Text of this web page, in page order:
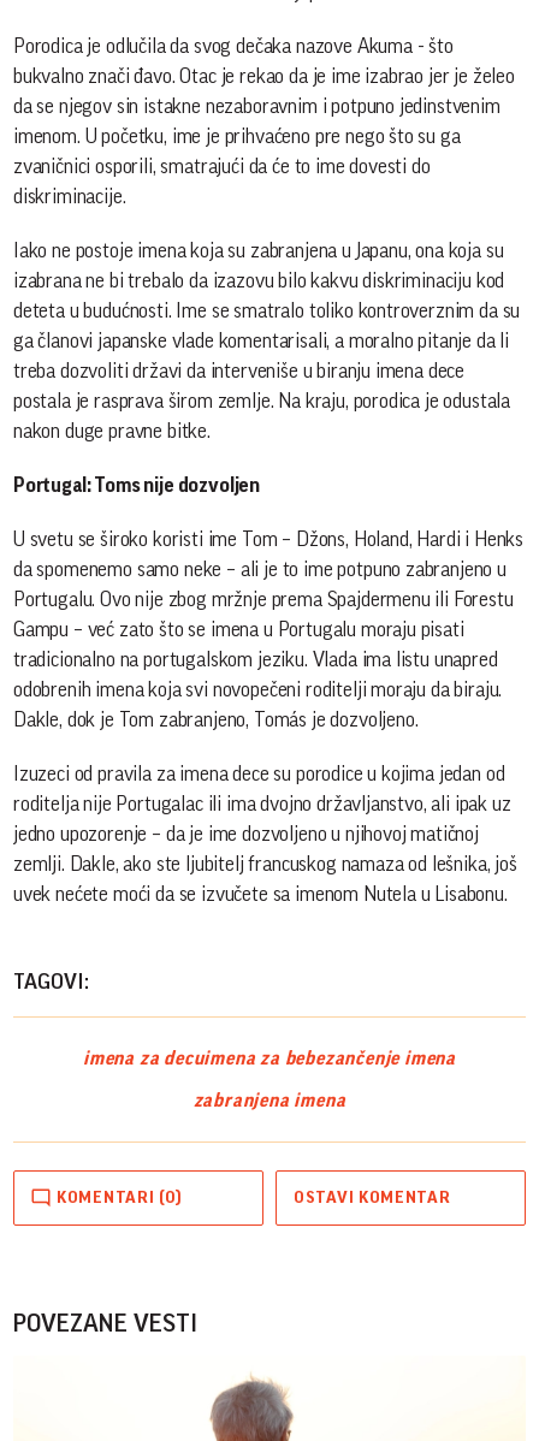
Porodica je odlučila da svog dečaka nazove Akuma - što
bukvalno znači đavo. Otac je rekao da je ime izabrao jer je želeo
da se njegov sin istakne nezaboravnim i potpuno jedinstvenim
imenom. U početku, ime je prihvaćeno pre nego što su ga
zvaničnici osporili, smatrajući da će to ime dovesti do
diskriminacije.
Iako ne postoje imena koja su zabranjena u Japanu, ona koja su
izabrana ne bi trebalo da izazovu bilo kakvu diskriminaciju kod
deteta u budućnosti. Ime se smatralo toliko kontroverznim da su
ga članovi japanske vlade komentarisali, a moralno pitanje da li
treba dozvoliti državi da interveniše u biranju imena dece
postala je rasprava širom zemlje. Na kraju, porodica je odustala
nakon duge pravne bitke.
Portugal: Toms nije dozvoljen
U svetu se široko koristi ime Tom – Džons, Holand, Hardi i Henks
da spomenemo samo neke – ali je to ime potpuno zabranjeno u
Portugalu. Ovo nije zbog mržnje prema Spajdermenu ili Forestu
Gampu – već zato što se imena u Portugalu moraju pisati
tradicionalno na portugalskom jeziku. Vlada ima listu unapred
odobrenih imena koja svi novopečeni roditelji moraju da biraju.
Dakle, dok je Tom zabranjeno, Tomás je dozvoljeno.
Izuzeci od pravila za imena dece su porodice u kojima jedan od
roditelja nije Portugalac ili ima dvojno državljanstvo, ali ipak uz
jedno upozorenje – da je ime dozvoljeno u njihovoj matičnoj
zemlji. Dakle, ako ste ljubitelj francuskog namaza od lešnika, još
uvek nećete moći da se izvučete sa imenom Nutela u Lisabonu.
TAGOVI:
imena za decuimena za bebezančenje imena
zabranjena imena
KOMENTARI (0) OSTAVI KOMENTAR
POVEZANE VESTI